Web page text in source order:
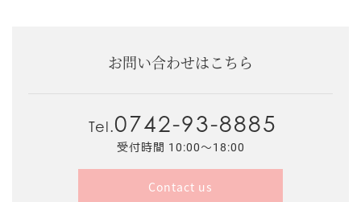
お問い合わせはこちら
Tel.0742-93-8885
受付時間 10:00～18:00
Contact us